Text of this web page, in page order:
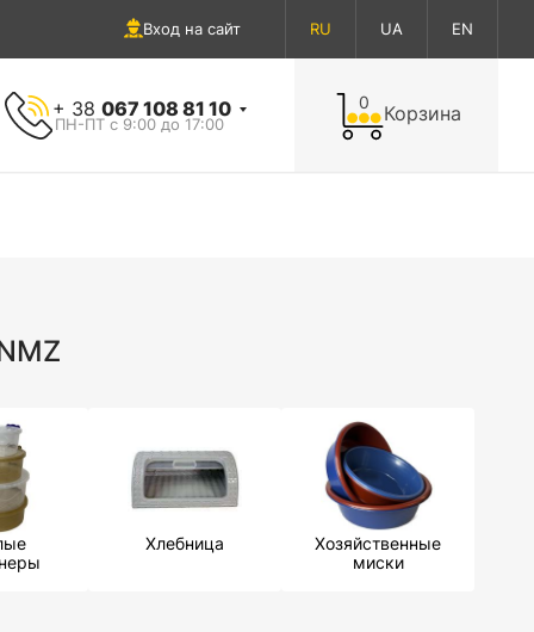
Вход на сайт RU UA EN
+ 38 067 108 81 10
ПН-ПТ с 9:00 до 17:00
0 Корзина
Хлебница
Хозяйственные
миски